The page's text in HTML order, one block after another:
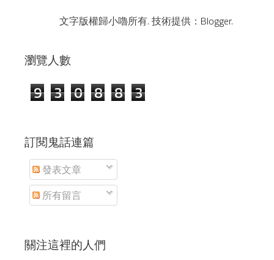
文字版權歸小嚕所有. 技術提供： Blogger.
瀏覽人數
9 3 0 8 8 3
訂閱鬼話連篇
發表文章
所有留言
關注這裡的人們